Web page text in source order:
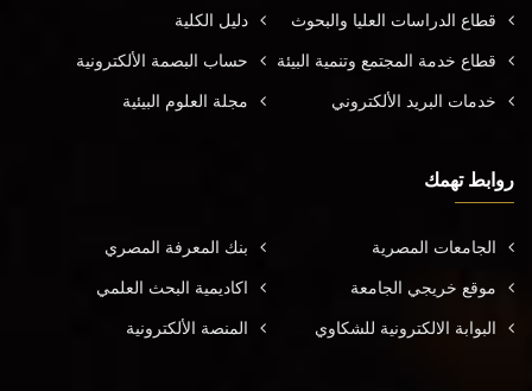
قطاع الدراسات العليا والبحوث دليل الكلية
قطاع خدمة المجتمع وتنمية البيئة حساب البصمة الألكترونية
خدمات البريد الألكتروني مجلة العلوم البيئية
روابط تهمك
الجامعات المصرية بنك المعرفة المصري
موقع خريجي الجامعة اكاديمية البحث العلمي
البوابة الالكترونية للشكاوي المنصة الألكترونية